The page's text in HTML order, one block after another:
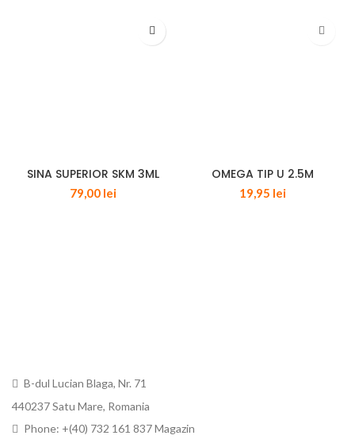
SINA SUPERIOR SKM 3ML
79,00 lei
OMEGA TIP U 2.5M
19,95 lei
B-dul Lucian Blaga, Nr. 71
440237 Satu Mare, Romania
Phone: +(40) 732 161 837 Magazin